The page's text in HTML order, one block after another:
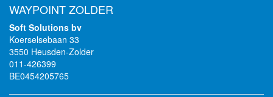
WAYPOINT ZOLDER
Soft Solutions bv
Koerselsebaan 33
3550 Heusden-Zolder
011-426399
BE0454205765